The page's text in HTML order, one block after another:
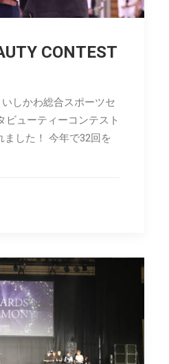
CONTEST
しかわ総合スポーツセ
ビューティーコンテスト
した！ 今年で32回を